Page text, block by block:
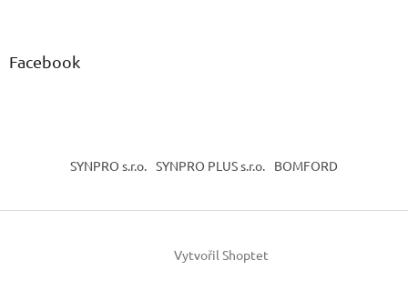
Facebook
SYNPRO s.r.o. SYNPRO PLUS s.r.o. BOMFORD
Vytvořil Shoptet